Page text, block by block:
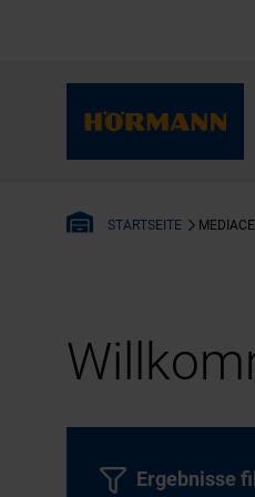
STARTSEITE
Ergebnisse